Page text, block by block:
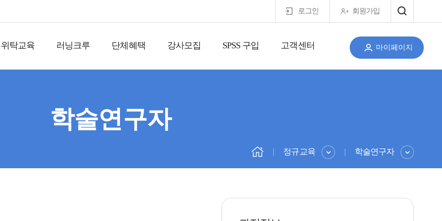
로그인 회원가입
마이페이지
위탁교육 러닝크루 단체혜택 강사모집 SPSS 구입 고객센터
학술연구자
정규교육 학술연구자